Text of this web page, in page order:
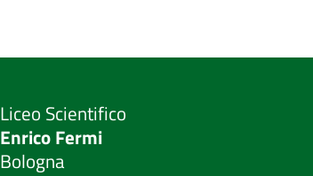
Liceo Scientifico
Enrico Fermi
Bologna